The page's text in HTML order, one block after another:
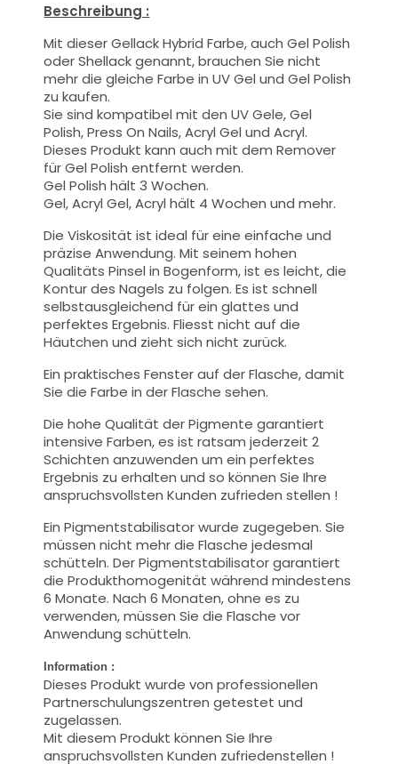
Beschreibung :
Mit dieser Gellack Hybrid Farbe, auch Gel Polish
oder Shellack genannt, brauchen Sie nicht
mehr die gleiche Farbe in UV Gel und Gel Polish
zu kaufen.
Sie sind kompatibel mit den UV Gele, Gel
Polish, Press On Nails, Acryl Gel und Acryl.
Dieses Produkt kann auch mit dem Remover
für Gel Polish entfernt werden.
Gel Polish hält 3 Wochen.
Gel, Acryl Gel, Acryl hält 4 Wochen und mehr.
Die Viskosität ist ideal für eine einfache und
präzise Anwendung.Mit seinem hohen
QualitätsPinsel in Bogenform, ist es leicht, die
Kontur des Nagels zu folgen. Es ist schnell
selbstausgleichend für ein glattes und
perfektes Ergebnis. Fliesst nicht auf die
Häutchen und zieht sich nicht zurück.
Ein praktisches Fenster auf der Flasche, damit
Sie die Farbe in der Flasche sehen.
Die hohe Qualität der Pigmente garantiert
intensive Farben, es ist ratsam jederzeit 2
Schichten anzuwenden um ein perfektes
Ergebnis zu erhalten und so können Sie Ihre
anspruchsvollsten Kunden zufrieden stellen !
Ein Pigmentstabilisator wurde zugegeben. Sie
müssen nicht mehr die Flasche jedesmal
schütteln. Der Pigmentstabilisator garantiert
die Produkthomogenität während mindestens
6 Monate. Nach 6 Monaten, ohne es zu
verwenden, müssen Sie die Flasche vor
Anwendung schütteln.
Information :
Dieses Produkt wurde von professionellen
Partnerschulungszentren getestet und
zugelassen.
Mit diesem Produkt können Sie Ihre
anspruchsvollsten Kunden zufriedenstellen !